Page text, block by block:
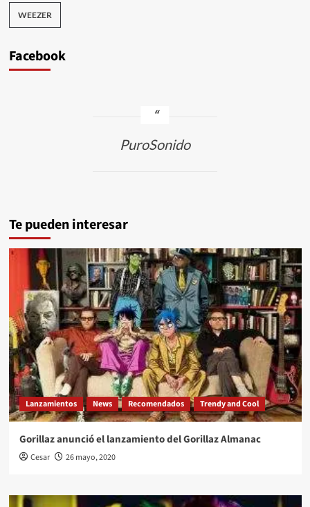
WEEZER
Facebook
PuroSonido
Te pueden interesar
Lanzamientos News Recomendados Trendy and Cool
Gorillaz anunció el lanzamiento del Gorillaz Almanac
Cesar 26 mayo, 2020